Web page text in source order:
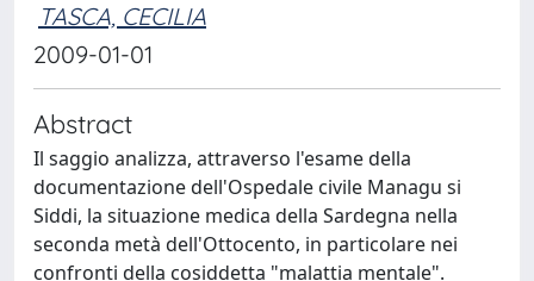
TASCA, CECILIA
2009-01-01
Abstract
Il saggio analizza, attraverso l'esame della
documentazione dell'Ospedale civile Managu si
Siddi, la situazione medica della Sardegna nella
seconda metà dell'Ottocento, in particolare nei
confronti della cosiddetta "malattia mentale".